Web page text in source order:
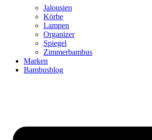
Jalousien
Körbe
Lampen
Organizer
Spiegel
Zimmerbambus
Marken
Bambusblog